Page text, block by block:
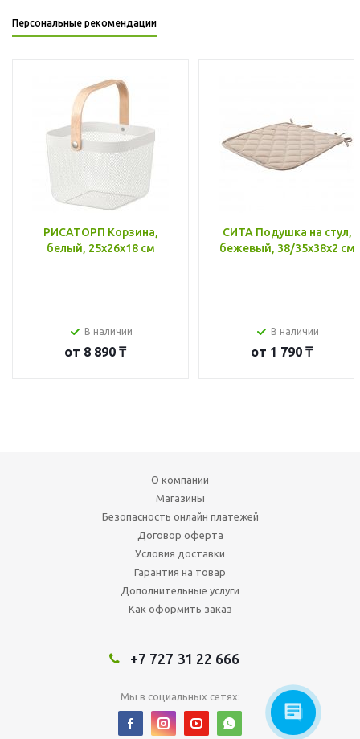
Персональные рекомендации
РИСАТОРП Корзина,
белый, 25x26x18 см
В наличии
от 8 890 ₸
СИТА Подушка на стул,
бежевый, 38/35x38x2 см
В наличии
от 1 790 ₸
О компании
Магазины
Безопасность онлайн платежей
Договор оферта
Условия доставки
Гарантия на товар
Дополнительные услуги
Как оформить заказ
+7 727 31 22 666
Мы в социальных сетях: